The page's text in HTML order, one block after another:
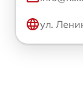
ул.